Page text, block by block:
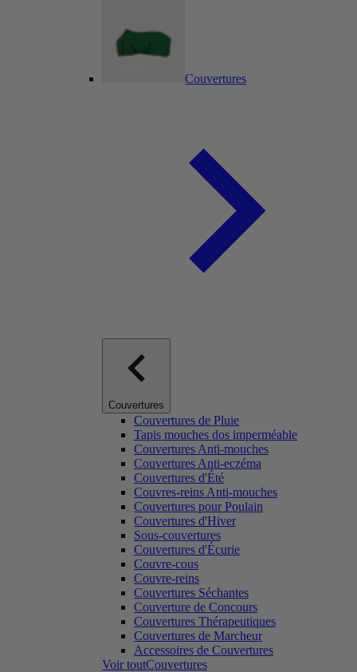
Couvertures
Couvertures
Couvertures de Pluie
Tapis mouches dos imperméable
Couvertures Anti-mouches
Couvertures Anti-eczéma
Couvertures d'Été
Couvres-reins Anti-mouches
Couvertures pour Poulain
Couvertures d'Hiver
Sous-couvertures
Couvertures d'Écurie
Couvre-cous
Couvre-reins
Couvertures Séchantes
Couverture de Concours
Couvertures Thérapeutiques
Couvertures de Marcheur
Accessoires de Couvertures
Voir toutCouvertures